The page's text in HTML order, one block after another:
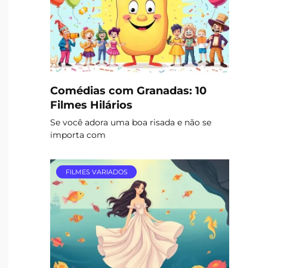
Comédias com Granadas: 10
Filmes Hilários
Se você adora uma boa risada e não se
importa com
FILMES VARIADOS